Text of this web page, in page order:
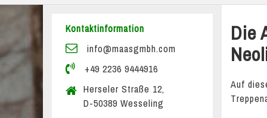
Die
Auf
Kontaktinformation
info@maasgmbh.com
+49 2236 9444916
Herseler Straße 12,
D-50389 Wesseling